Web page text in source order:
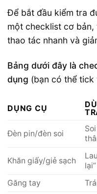
Để bắt đầu kiểm tra
một checklist cơ bản,
thao tác nhanh và
Bảng dưới đây là
dụng (bạn có thể tick
DỤNG CỤ
Đèn pin/đèn soi
Khăn giấy/giẻ sạch
lại”
Găng tay